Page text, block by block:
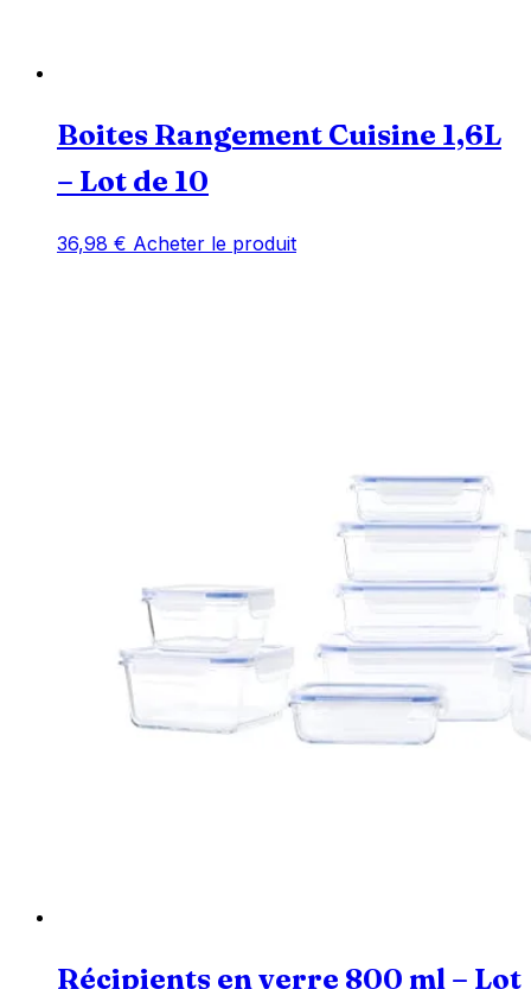
Boites Rangement Cuisine 1,6L
– Lot de 10
36,98 € Acheter le produit
Récipients en verre 800 ml – Lot